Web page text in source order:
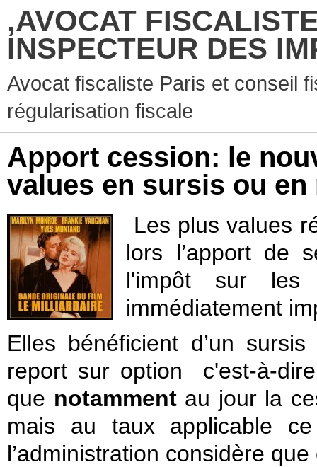
,AVOCAT
INSPECTEUR DES
Avocat fiscaliste Paris et conseil
régularisation fiscale
Apport cession: le
values en sursis ou en
Les plus values
lors l’apport de
l'impôt sur les
immédiatement
Elles bénéficient d’un
report sur option c'est-à-
que notammentau jour la
mais au taux applicable
l’administration considère